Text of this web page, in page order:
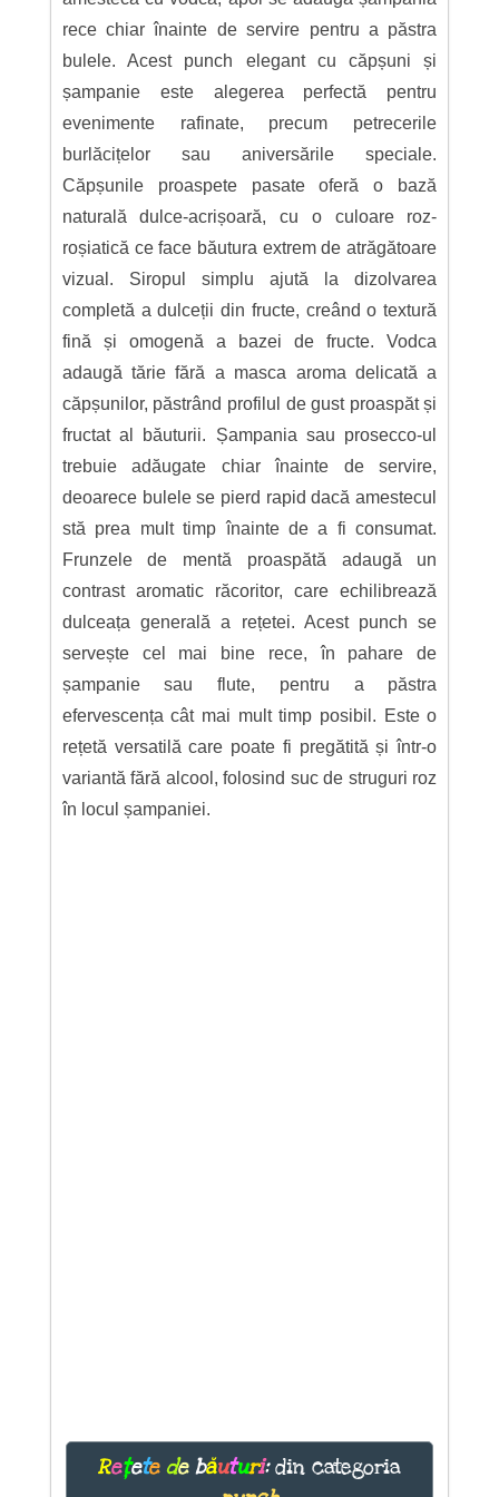
rece chiar înainte de servire pentru a păstra
bulele. Acest punch elegant cu căpșuni și
șampanie este alegerea perfectă pentru
evenimente rafinate, precum petrecerile
burlăcițelor sau aniversările speciale.
Căpșunile proaspete pasate oferă o bază
naturală dulce-acrișoară, cu o culoare roz-
roșiatică ce face băutura extrem de atrăgătoare
vizual. Siropul simplu ajută la dizolvarea
completă a dulceții din fructe, creând o textură
fină și omogenă a bazei de fructe. Vodca
adaugă tărie fără a masca aroma delicată a
căpșunilor, păstrând profilul de gust proaspăt și
fructat al băuturii. Șampania sau prosecco-ul
trebuie adăugate chiar înainte de servire,
deoarece bulele se pierd rapid dacă amestecul
stă prea mult timp înainte de a fi consumat.
Frunzele de mentă proaspătă adaugă un
contrast aromatic răcoritor, care echilibrează
dulceața generală a rețetei. Acest punch se
servește cel mai bine rece, în pahare de
șampanie sau flute, pentru a păstra
efervescența cât mai mult timp posibil. Este o
rețetă versatilă care poate fi pregătită și într-o
variantă fără alcool, folosind suc de struguri roz
în locul șampaniei.
Rețete de băuturi:din categoria